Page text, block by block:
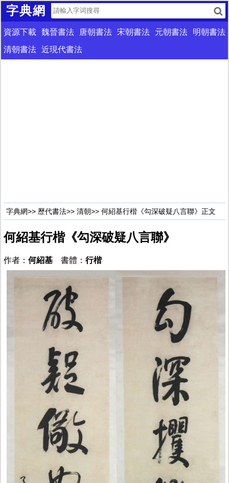
字典網
資源下載 魏晉書法 唐朝書法 宋朝書法 元朝書法
明朝書法
清朝書法 近現代書法
字典網>> 歷代書法>> 清朝>> 何紹基行楷《勾深破疑八言聯》正文
何紹基行楷《勾深破疑八言聯》
作者： 何紹基 書體： 行楷